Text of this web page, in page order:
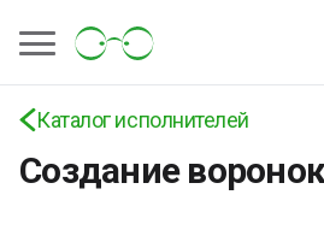
Каталог исполнителей
Создание